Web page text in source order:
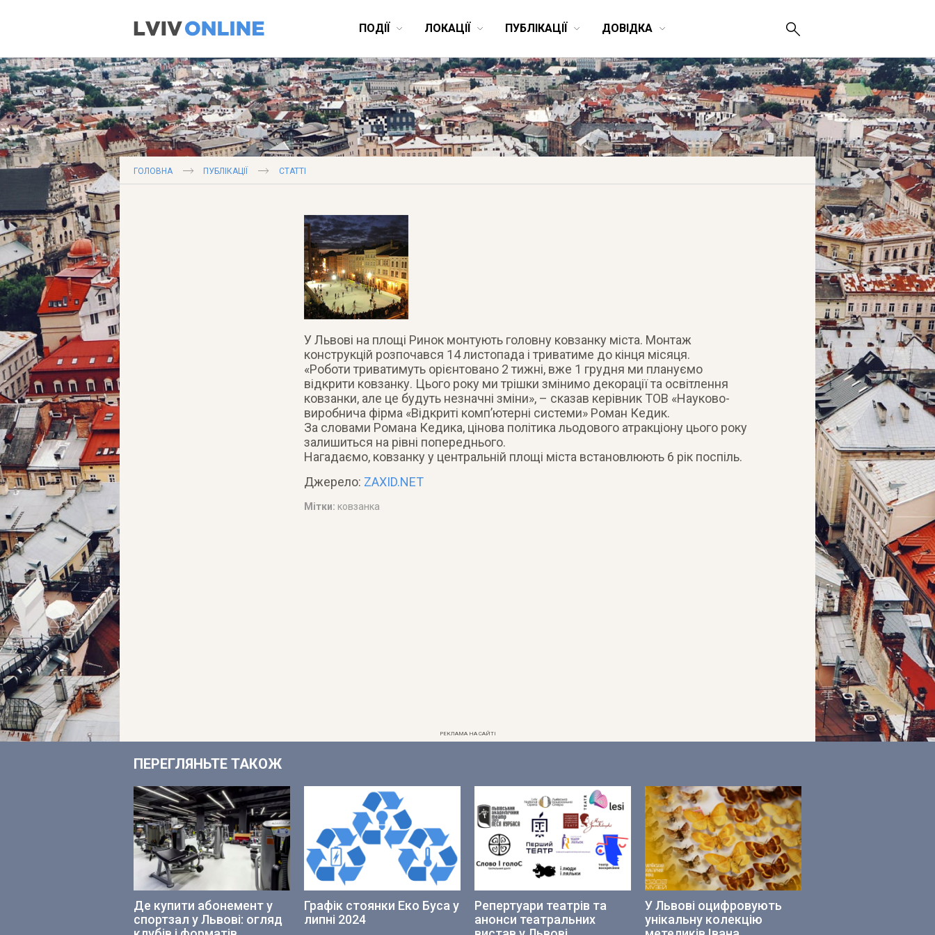
ПОДІЇ ЛОКАЦІЇ ПУБЛІКАЦІЇ ДОВІДКА
ГОЛОВНА ПУБЛІКАЦІЇ СТАТТІ
1 грудня у Львові відкриють
ковзанку
16 листопада 2011
У Львові на площі Ринок монтують головну ковзанку міста. Монтаж
конструкцій розпочався 14 листопада і триватиме до кінця місяця.
«Роботи триватимуть орієнтовано 2 тижні, вже 1 грудня ми плануємо
відкрити ковзанку. Цього року ми трішки змінимо декорації та освітлення
ковзанки, але це будуть незначні зміни», – сказав керівник ТОВ «Науково-
виробнича фірма «Відкриті комп’ютерні системи» Роман Кедик.
За словами Романа Кедика, цінова політика льодового атракціону цього року
залишиться на рівні попереднього.
Нагадаємо, ковзанку у центральній площі міста встановлюють 6 рік поспіль.
Джерело: ZAXID.NET
Мітки: ковзанка
РЕКЛАМА НА САЙТІ
ПЕРЕГЛЯНЬТЕ ТАКОЖ
Де купити абонемент у
спортзал у Львові: огляд
Графік стоянки Еко Буса у
липні 2024
Репертуари театрів та
анонси театральних
У Львові оцифровують
унікальну колекцію